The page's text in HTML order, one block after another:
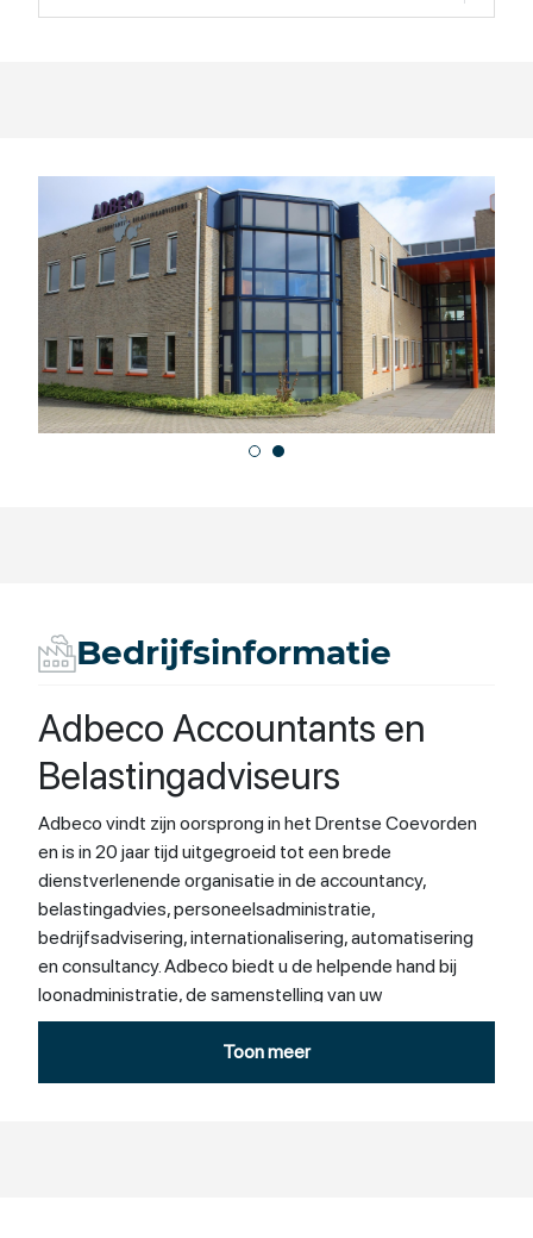
Bedrijfsinformatie
Adbeco Accountants en
Belastingadviseurs
Adbeco vindt zijn oorsprong in het Drentse Coevorden
en is in 20 jaar tijd uitgegroeid tot een brede
dienstverlenende organisatie in de accountancy,
belastingadvies, personeelsadministratie,
bedrijfsadvisering, internationalisering, automatisering
en consultancy. Adbeco biedt u de helpende hand bij
loonadministratie, de samenstelling van uw
loonadministratie of bij uw volledige boekhouding. Ook
kunnen wij u van dienst zijn bij het detacheren van
administratief personeel. Wij zijn een krachtige, jonge en
Toon meer